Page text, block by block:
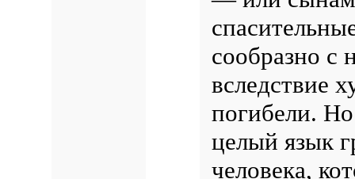
сообразно с
вследствие
погибели. Но
целый язык
человека,